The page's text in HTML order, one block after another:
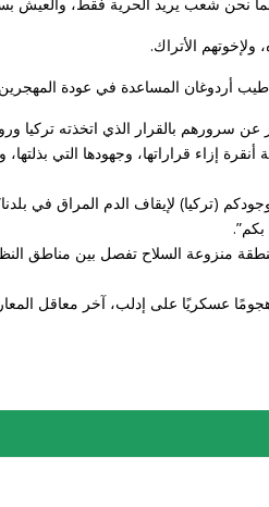
ولإخوتهم الأتراك.
أردوغان المساعدة في عودة المهجرين
عن سرورهم بالقرار الذي اتخذته تركيا
إزاء قراراتها، وجهودها التي بذلتها،
(تركيا) لإيقاف الدم المراق في
منزوعة السلاح تفصل بين مناطق